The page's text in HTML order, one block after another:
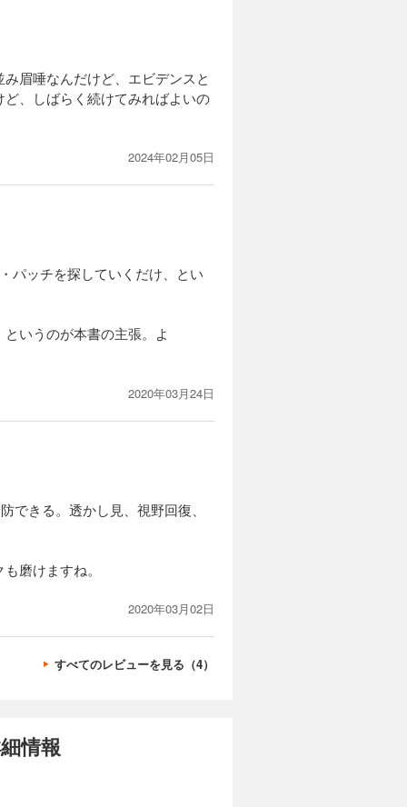
眉唾なんだけど、エビデンスと
、しばらく続けてみればよいの
2024年02月05日
パッチを探していくだけ、とい
いうのが本書の主張。よ
2020年03月24日
きる。透かし見、視野回復、
磨けますね。
2020年03月02日
すべてのレビューを見る（4）
情報